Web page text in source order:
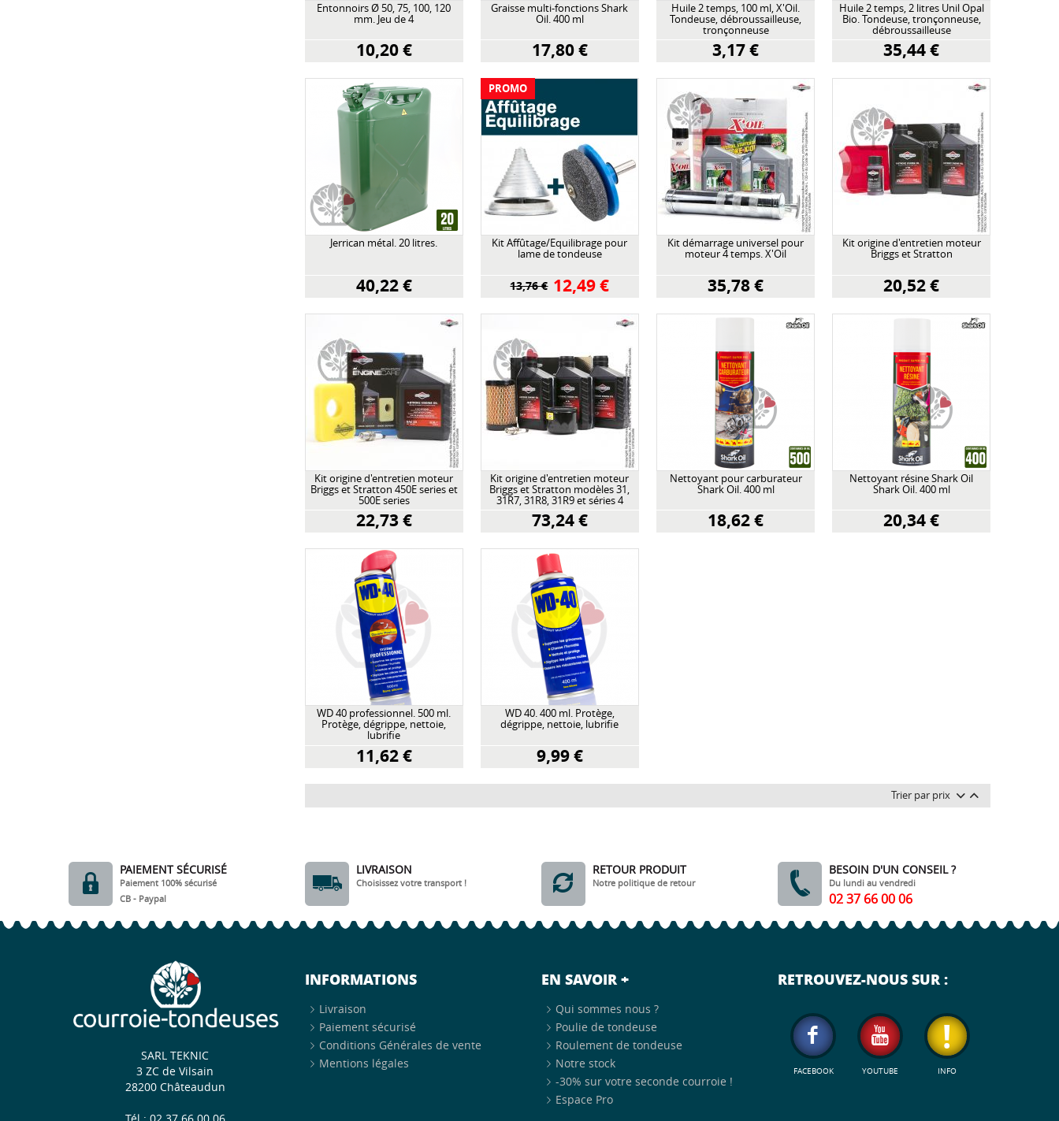
Entonnoirs Ø 50, 75, 100, 120
mm. Jeu de 4
10,20 €
Graisse multi-fonctions Shark
Oil. 400 ml
17,80 €
Huile 2 temps, 100 ml, X'Oil.
Tondeuse, débroussailleuse,
tronçonneuse
3,17 €
Huile 2 temps, 2 litres Unil Opal
Bio. Tondeuse, tronçonneuse,
débroussailleuse
35,44 €
Jerrican métal. 20 litres.
40,22 €
PROMO
Kit Affûtage/Equilibrage pour
lame de tondeuse
13,76 € 12,49 €
Kit démarrage universel pour
moteur 4 temps. X'Oil
35,78 €
Kit origine d'entretien moteur
Briggs et Stratton
20,52 €
Kit origine d'entretien moteur
Briggs et Stratton 450E series et
500E series
22,73 €
Kit origine d'entretien moteur
Briggs et Stratton modèles 31,
31R7, 31R8, 31R9 et séries 4
intek I/C OHV
73,24 €
Nettoyant pour carburateur
Shark Oil. 400 ml
18,62 €
Nettoyant résine Shark Oil
Shark Oil. 400 ml
20,34 €
WD 40 professionnel. 500 ml.
Protège, dégrippe, nettoie,
lubrifie
11,62 €
WD 40. 400 ml. Protège,
dégrippe, nettoie, lubrifie
9,99 €
Trier par prix i l
PAIEMENT SÉCURISÉ
Paiement 100% sécurisé
CB - Paypal
LIVRAISON
Choisissez votre transport !
RETOUR PRODUIT
Notre politique de retour
BESOIN D'UN CONSEIL ?
Du lundi au vendredi
02 37 66 00 06
SARL TEKNIC
3 ZC de Vilsain
28200 Châteaudun
INFORMATIONS
Livraison
Paiement sécurisé
Conditions Générales de vente
Mentions légales
EN SAVOIR +
Qui sommes nous ?
Poulie de tondeuse
Roulement de tondeuse
Notre stock
-30% sur votre seconde courroie !
Espace Pro
RETROUVEZ-NOUS SUR :
FACEBOOK YOUTUBE INFO